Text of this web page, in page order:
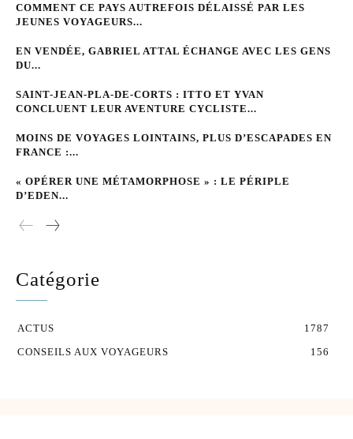
COMMENT CE PAYS AUTREFOIS DÉLAISSÉ PAR LES
JEUNES VOYAGEURS...
EN VENDÉE, GABRIEL ATTAL ÉCHANGE AVEC LES GENS
DU...
SAINT-JEAN-PLA-DE-CORTS : ITTO ET YVAN
CONCLUENT LEUR AVENTURE CYCLISTE...
MOINS DE VOYAGES LOINTAINS, PLUS D’ESCAPADES EN
FRANCE :...
« OPÉRER UNE MÉTAMORPHOSE » : LE PÉRIPLE
D’EDEN...
Catégorie
ACTUS
1787
CONSEILS AUX VOYAGEURS
156